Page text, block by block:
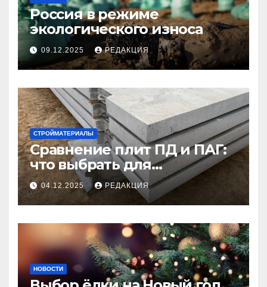
Россия в режиме
экологического износа
09.12.2025 РЕДАКЦИЯ
СТРОЙМАТЕРИАЛЫ
Сравнение плит ПД и ПАГ:
что выбрать для
долговечного и прочного
покрытия
04.12.2025 РЕДАКЦИЯ
НОВОСТИ